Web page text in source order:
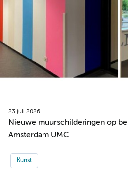
23 juli 2026
Nieuwe muurschilderingen op
Amsterdam UMC
Kunst